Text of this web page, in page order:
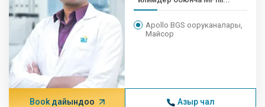
Apollo BGS ооруканалары,
Майсор
Book дайындоо Азыр чал